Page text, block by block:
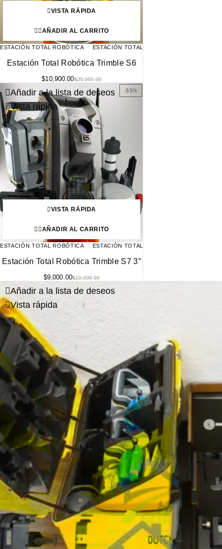
VISTA RÁPIDA
AÑADIR AL CARRITO
ESTACIÓN TOTAL ROBÓTICA ESTACIÓN TOTAL
Estación Total Robótica Trimble S6
$25,000.00
$10,900.00
-53%
Añadir a la lista de deseos
Vista rápida
VISTA RÁPIDA
AÑADIR AL CARRITO
ESTACIÓN TOTAL ROBÓTICA ESTACIÓN TOTAL
Estación Total Robótica Trimble S7 3″
$19,000.00
$9,000.00
Añadir a la lista de deseos
Vista rápida